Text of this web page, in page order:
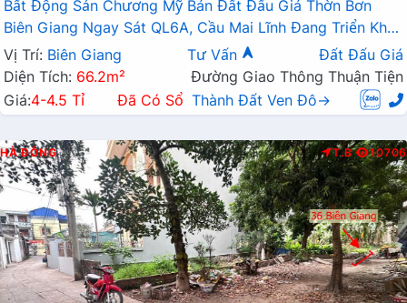
Bất Động Sản Chương Mỹ Bán Đất Đấu Giá Thờn Bơn
Biên Giang Ngay Sát QL6A, Cầu Mai Lĩnh Đang Triển Khai
Mở Rộng
Vị Trí: Biên Giang Tư Vấn
Đất Đấu Giá
Diện Tích: 66.2m²
Đường Giao Thông Thuận Tiện
Giá:4-4.5 Tỉ Đã Có Sổ Thành Đất Ven Đô→
HÀ ĐÔNG T.B 10706